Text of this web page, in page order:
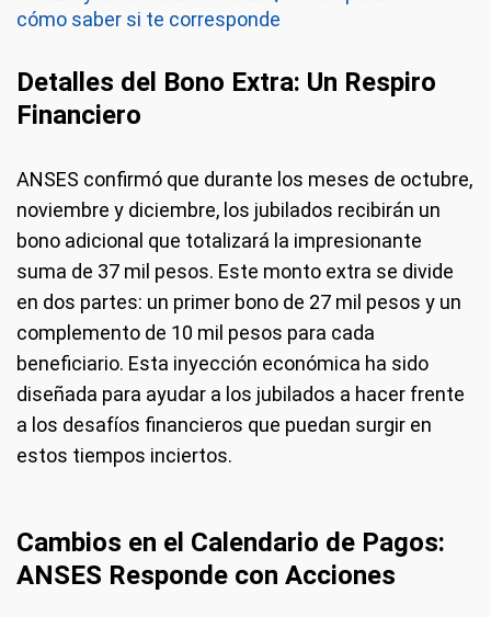
cómo saber si te corresponde
Detalles del Bono Extra: Un Respiro
Financiero
ANSES confirmó que durante los meses de octubre,
noviembre y diciembre, los jubilados recibirán un
bono adicional que totalizará la impresionante
suma de 37 mil pesos. Este monto extra se divide
en dos partes: un primer bono de 27 mil pesos y un
complemento de 10 mil pesos para cada
beneficiario. Esta inyección económica ha sido
diseñada para ayudar a los jubilados a hacer frente
a los desafíos financieros que puedan surgir en
estos tiempos inciertos.
Cambios en el Calendario de Pagos:
ANSES Responde con Acciones